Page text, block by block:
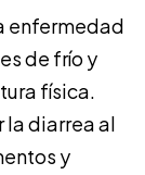
enfermedad
de frío y
física.
la diarrea al
y